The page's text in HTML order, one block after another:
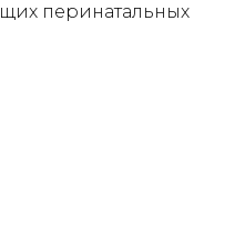
перинатальных